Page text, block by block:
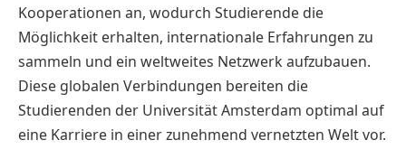
Kooperationen an, wodurch Studierende die
Möglichkeit erhalten, internationale Erfahrungen zu
sammeln und ein weltweites Netzwerk aufzubauen.
Diese globalen Verbindungen bereiten die
Studierenden der Universität Amsterdam optimal auf
eine Karriere in einer zunehmend vernetzten Welt vor.